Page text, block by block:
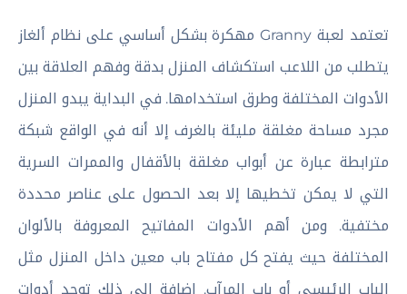
تعتمد لعبة Granny مهكرة بشكل أساسي على نظام ألغاز
يتطلب من اللاعب استكشاف المنزل بدقة وفهم العلاقة بين
الأدوات المختلفة وطرق استخدامها. في البداية يبدو المنزل
مجرد مساحة مغلقة مليئة بالغرف إلا أنه في الواقع شبكة
مترابطة عبارة عن أبواب مغلقة بالأقفال والممرات السرية
التي لا يمكن تخطيها إلا بعد الحصول على عناصر محددة
مختفية. ومن أهم الأدوات المفاتيح المعروفة بالألوان
المختلفة حيث يفتح كل مفتاح باب معين داخل المنزل مثل
الباب الرئيسي أو باب المرآب. إضافة إلى ذلك توجد أدوات